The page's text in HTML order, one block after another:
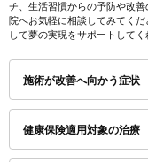
チ、生活習慣からの予防や改
院へお気軽に相談してみてく
して夢の実現をサポートしてく
施術が改善へ向かう症状
健康保険適用対象の治療